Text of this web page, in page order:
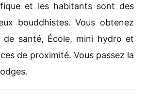
et les habitants sont des
bouddhistes. Vous obtenez
santé, École, mini hydro et
de proximité. Vous passez la